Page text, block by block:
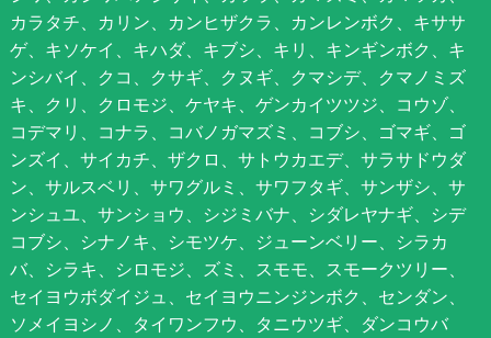
カラタチ、カリン、カンヒザクラ、カンレンボク、キササ
ゲ、キソケイ、キハダ、キブシ、キリ、キンギンボク、キ
ンシバイ、クコ、クサギ、クヌギ、クマシデ、クマノミズ
キ、クリ、クロモジ、ケヤキ、ゲンカイツツジ、コウゾ、
コデマリ、コナラ、コバノガマズミ、コブシ、ゴマギ、ゴ
ンズイ、サイカチ、ザクロ、サトウカエデ、サラサドウダ
ン、サルスベリ、サワグルミ、サワフタギ、サンザシ、サ
ンシュユ、サンショウ、シジミバナ、シダレヤナギ、シデ
コブシ、シナノキ、シモツケ、ジューンベリー、シラカ
バ、シラキ、シロモジ、ズミ、スモモ、スモークツリー、
セイヨウボダイジュ、セイヨウニンジンボク、センダン、
ソメイヨシノ、タイワンフウ、タニウツギ、ダンコウバ